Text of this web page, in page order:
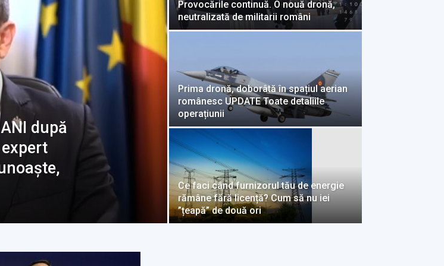
după
Provocările continuă. O nouă dronă,
neutralizată de militarii români
Prima dronă, doborâtă în spațiul aerian
românesc UPDATE Toate detaliile
operațiunii
Ce faci când furnizorul tău de energie
rămâne fără licență? Cum să nu iei
”țeapă” de două ori